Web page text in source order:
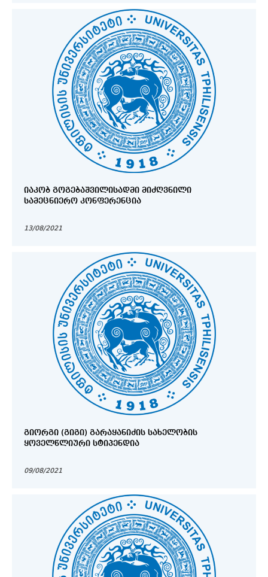
ᲘᲐᲙᲝᲑ ᲒᲝᲒᲔᲑᲐᲨᲕᲘᲚᲘᲡᲐᲓᲛᲘ ᲛᲘᲫᲦᲕᲜᲘᲚᲘ
ᲡᲐᲛᲔᲪᲜᲘᲔᲠᲝ ᲙᲝᲜᲤᲔᲠᲔᲜᲪᲘᲐ
13/08/2021
ᲒᲘᲝᲠᲒᲘ (ᲒᲘᲒᲘ) ᲒᲐᲠᲐᲧᲐᲜᲘᲫᲘᲡ ᲡᲐᲮᲔᲚᲝᲑᲘᲡ
ᲧᲝᲕᲔᲚᲬᲚᲘᲣᲠᲘ ᲡᲢᲘᲞᲔᲜᲓᲘᲐ
09/08/2021